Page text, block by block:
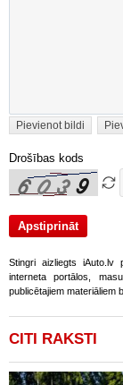
Pievienot bildi
Drošības kods
Stingri aizliegts iAuto.lv
interneta portālos,
publicētajiem materiāliem
CITI RAKSTI